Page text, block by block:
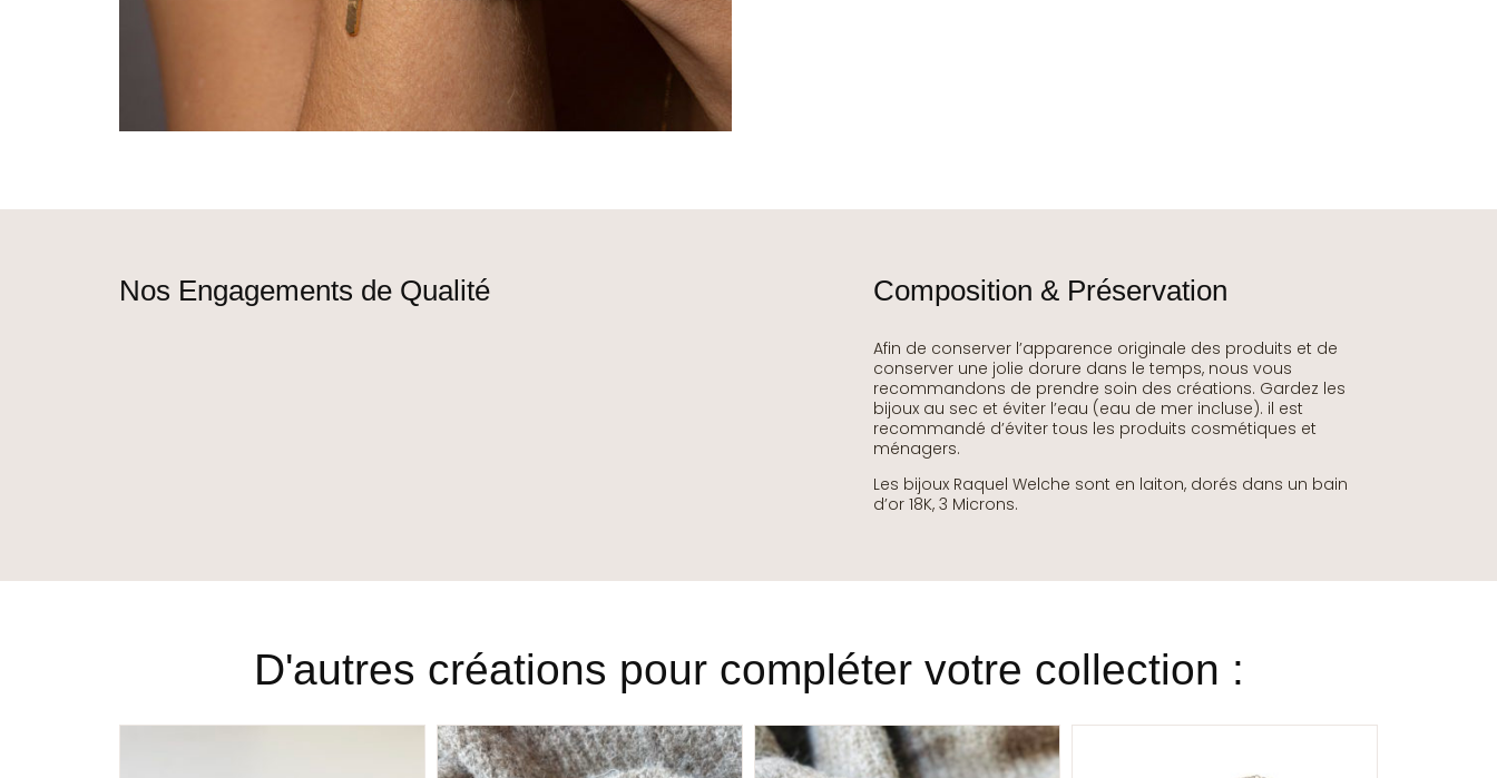
Nos Engagements de Qualité Composition & Préservation
Afin de conserver l’apparence originale des produits et de
conserver une jolie dorure dans le temps, nous vous
recommandons de prendre soin des créations. Gardez les
bijoux au sec et éviter l’eau (eau de mer incluse). il est
recommandé d’éviter tous les produits cosmétiques et
ménagers.
Les bijoux Raquel Welche sont en laiton, dorés dans un bain
d’or 18K, 3 Microns.
D'autres créations pour compléter votre collection :